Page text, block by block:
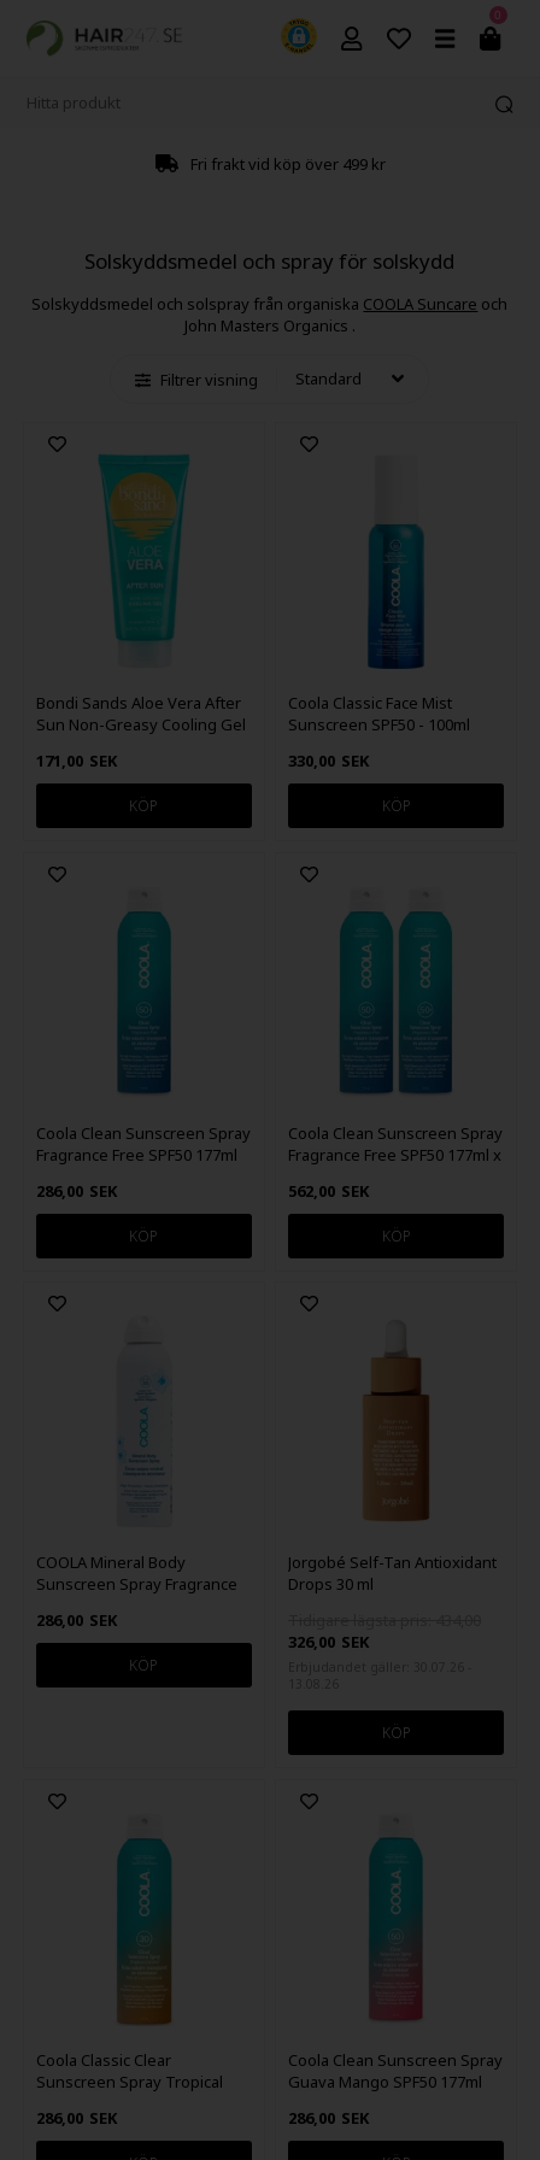
0
Fri frakt vid köp över 499 kr
Solskyddsmedel och spray för solskydd
Solskyddsmedel och solspray från organiska COOLA Suncare och
John Masters Organics .
Filtrer visning
Bondi Sands Aloe Vera After
Sun Non-Greasy Cooling Gel
171,00 SEK
Coola Classic Face Mist
Sunscreen SPF50 - 100ml
330,00 SEK
Coola Clean Sunscreen Spray
Fragrance Free SPF50 177ml
286,00 SEK
Coola Clean Sunscreen Spray
Fragrance Free SPF50 177ml x
562,00 SEK
COOLA Mineral Body
Sunscreen Spray Fragrance
286,00 SEK
Jorgobé Self-Tan Antioxidant
Drops 30 ml
326,00 SEK
Coola Classic Clear
Sunscreen Spray Tropical
286,00 SEK
Coola Clean Sunscreen Spray
Guava Mango SPF50 177ml
286,00 SEK